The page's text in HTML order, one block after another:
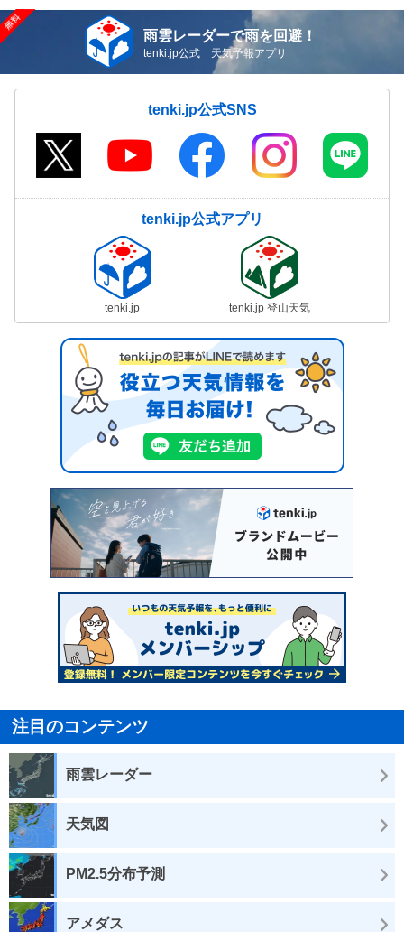
雨雲レーダーで雨を回避！
tenki.jp公式 天気予報アプリ
tenki.jp公式SNS
tenki.jp公式アプリ
tenki.jp tenki.jp 登山天気
注目のコンテンツ
雨雲レーダー
天気図
PM2.5分布予測
アメダス